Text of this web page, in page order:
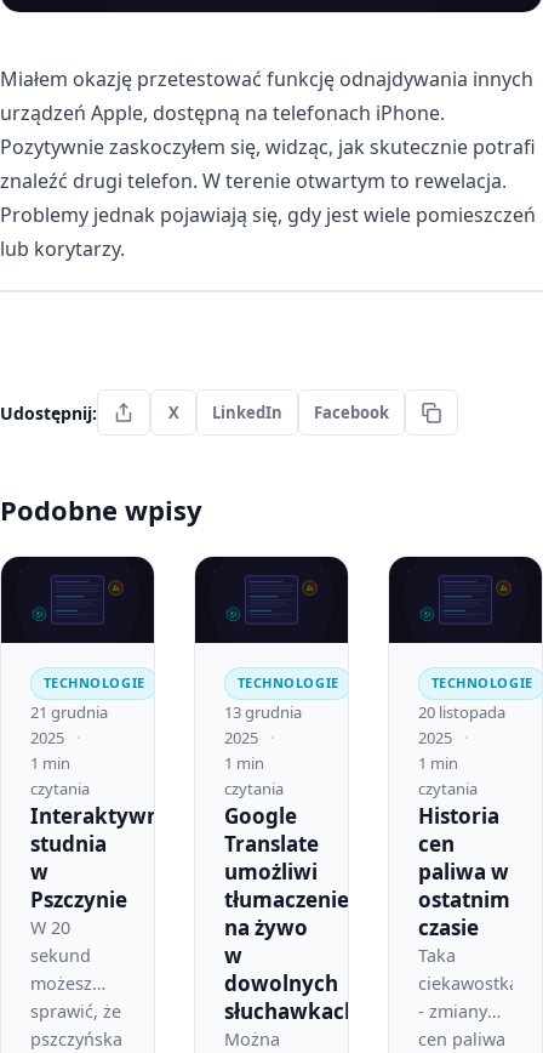
Miałem okazję przetestować funkcję odnajdywania innych
urządzeń Apple, dostępną na telefonach iPhone.
Pozytywnie zaskoczyłem się, widząc, jak skutecznie potrafi
znaleźć drugi telefon. W terenie otwartym to rewelacja.
Problemy jednak pojawiają się, gdy jest wiele pomieszczeń
lub korytarzy.
Udostępnij: X LinkedIn Facebook
Podobne wpisy
TECHNOLOGIE
21 grudnia
2025
1 min
czytania
Interaktywna
studnia
w
Pszczynie
W 20
sekund
możesz
sprawić, że
pszczyńska
TECHNOLOGIE
13 grudnia
2025
1 min
czytania
Google
Translate
umożliwi
tłumaczenie
na żywo
w
dowolnych
słuchawkach
Można
TECHNOLOGIE
20 listopada
2025
1 min
czytania
Historia
cen
paliwa w
ostatnim
czasie
Taka
ciekawostka
- zmiany
cen paliwa